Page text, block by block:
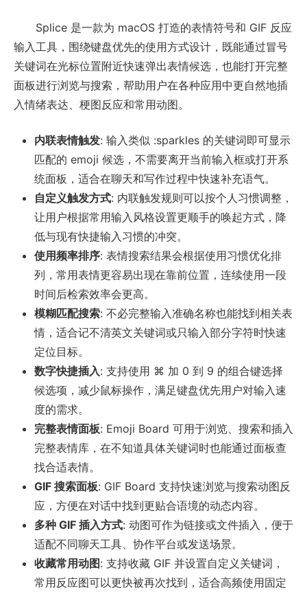
Splice 是一款为 macOS 打造的表情符号和 GIF 反应
输入工具，围绕键盘优先的使用方式设计，既能通过冒号
关键词在光标位置附近快速弹出表情候选，也能打开完整
面板进行浏览与搜索，帮助用户在各种应用中更自然地插
入情绪表达、梗图反应和常用动图。
内联表情触发: 输入类似 :sparkles 的关键词即可显示
匹配的 emoji 候选，不需要离开当前输入框或打开系
统面板，适合在聊天和写作过程中快速补充语气。
自定义触发方式: 内联触发规则可以按个人习惯调整，
让用户根据常用输入风格设置更顺手的唤起方式，降
低与现有快捷输入习惯的冲突。
使用频率排序: 表情搜索结果会根据使用习惯优化排
列，常用表情更容易出现在靠前位置，连续使用一段
时间后检索效率会更高。
模糊匹配搜索: 不必完整输入准确名称也能找到相关表
情，适合记不清英文关键词或只输入部分字符时快速
定位目标。
数字快捷插入: 支持使用 ⌘ 加 0 到 9 的组合键选择
候选项，减少鼠标操作，满足键盘优先用户对输入速
度的需求。
完整表情面板: Emoji Board 可用于浏览、搜索和插入
完整表情库，在不知道具体关键词时也能通过面板查
找合适表情。
GIF 搜索面板: GIF Board 支持快速浏览与搜索动图反
应，方便在对话中找到更贴合语境的动态内容。
多种 GIF 插入方式: 动图可作为链接或文件插入，便于
适配不同聊天工具、协作平台或发送场景。
收藏常用动图: 支持收藏 GIF 并设置自定义关键词，
常用反应图可以更快被再次找到，适合高频使用固定